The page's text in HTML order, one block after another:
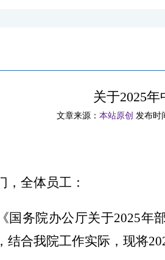
关于2025
文章来源： 本站原创 发布时
，全体员工：
国务院办公厅关于2025年
结合我院工作实际，现将